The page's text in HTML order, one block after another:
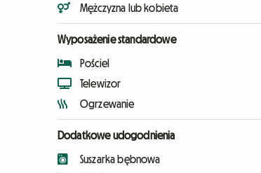
Mężczyzna lub kobieta
Wyposażenie standardowe
Pościel
Telewizor
Ogrzewanie
Dodatkowe udogodnienia
Suszarka bębnowa